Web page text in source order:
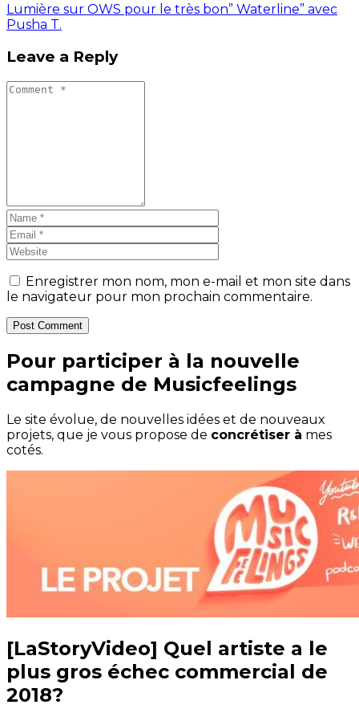
Lumière sur OWS pour le très bon” Waterline” avec
Pusha T.
Leave a Reply
Enregistrer mon nom, mon e-mail et mon site dans
le navigateur pour mon prochain commentaire.
Post Comment
Pour participer à la nouvelle
campagne de Musicfeelings
Le site évolue, de nouvelles idées et de nouveaux
projets, que je vous propose de concrétiser à mes
cotés.
[LaStoryVideo] Quel artiste a le
plus gros échec commercial de
2018?